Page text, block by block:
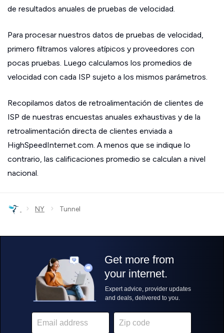
de resultados anuales de pruebas de velocidad.
Para procesar nuestros datos de pruebas de velocidad,
primero filtramos valores atípicos y proveedores con
pocas pruebas. Luego calculamos los promedios de
velocidad con cada ISP sujeto a los mismos parámetros.
Recopilamos datos de retroalimentación de clientes de
ISP de nuestras encuestas anuales exhaustivas y de la
retroalimentación directa de clientes enviada a
HighSpeedInternet.com. A menos que se indique lo
contrario, las calificaciones promedio se calculan a nivel
nacional.
› NY › Tunnel